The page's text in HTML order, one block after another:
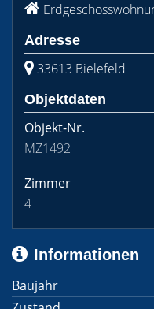
Adresse
33613 Bielefeld
Objektdaten
Objekt-Nr.
MZ1492
Zimmer
4
Informationen
Baujahr